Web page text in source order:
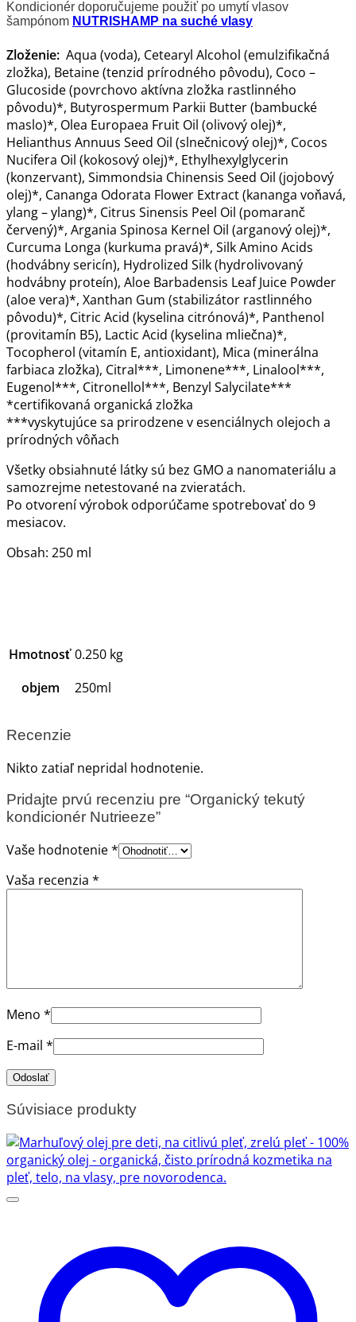
Kondicionér doporučujeme použiť po umytí vlasov
šampónom NUTRISHAMP na suché vlasy
Zloženie: Aqua (voda), Cetearyl Alcohol (emulzifikačná
zložka), Betaine (tenzid prírodného pôvodu), Coco –
Glucoside (povrchovo aktívna zložka rastlinného
pôvodu)*, Butyrospermum Parkii Butter (bambucké
maslo)*, Olea Europaea Fruit Oil (olivový olej)*,
Helianthus Annuus Seed Oil (slnečnicový olej)*, Cocos
Nucifera Oil (kokosový olej)*, Ethylhexylglycerin
(konzervant), Simmondsia Chinensis Seed Oil (jojobový
olej)*, Cananga Odorata Flower Extract (kananga voňavá,
ylang – ylang)*, Citrus Sinensis Peel Oil (pomaranč
červený)*, Argania Spinosa Kernel Oil (arganový olej)*,
Curcuma Longa (kurkuma pravá)*, Silk Amino Acids
(hodvábny sericín), Hydrolized Silk (hydrolivovaný
hodvábny proteín), Aloe Barbadensis Leaf Juice Powder
(aloe vera)*, Xanthan Gum (stabilizátor rastlinného
pôvodu)*, Citric Acid (kyselina citrónová)*, Panthenol
(provitamín B5), Lactic Acid (kyselina mliečna)*,
Tocopherol (vitamín E, antioxidant), Mica (minerálna
farbiaca zložka), Citral***, Limonene***, Linalool***,
Eugenol***, Citronellol***, Benzyl Salycilate***
*certifikovaná organická zložka
***vyskytujúce sa prirodzene v esenciálnych olejoch a
prírodných vôňach
Všetky obsiahnuté látky sú bez GMO a nanomateriálu a
samozrejme netestované na zvieratách.
Po otvorení výrobok odporúčame spotrebovať do 9
mesiacov.
Obsah: 250 ml
Hmotnosť0.250 kg
objem
250ml
Recenzie
Nikto zatiaľ nepridal hodnotenie.
Pridajte prvú recenziu pre “Organický tekutý
kondicionér Nutrieeze”
Vaše hodnotenie*
Vaša recenzia *
Meno *
E-mail *
Súvisiace produkty